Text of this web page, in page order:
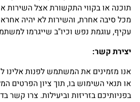
תוכנה או בקווי התקשורת אצל השירות
מכל סיבה אחרת, והשירות לא יהיה
עקיף, עוגמת נפש וכיו"ב שייגרמו
יצירת קשר:
אנו מזמינים את המשתמש לפנות אלינו
או תנאי השימוש בו, תוך ציון הפרטים
בפניותיכם בזריזות וביעילות. צרו קשר